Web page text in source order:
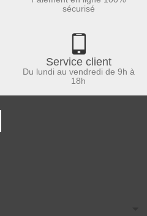
sécurisé
Service client
Du lundi au vendredi de 9h à
18h